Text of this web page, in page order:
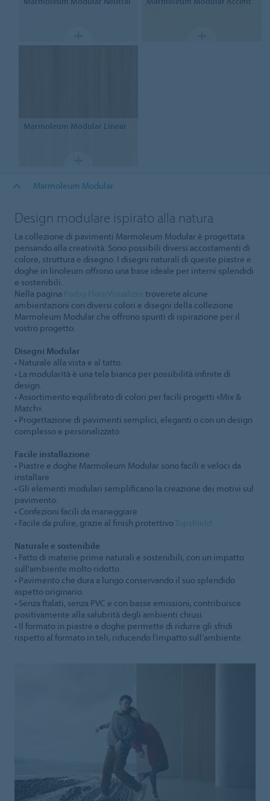
Marmoleum ModularLinear
Marmoleum Modular
Design modulare ispirato alla natura
La collezione di pavimenti Marmoleum Modular è progettata
pensando alla creatività. Sono possibili diversi accostamenti di
colore, struttura e disegno. I disegni naturali di queste piastre e
doghe in linoleum offrono una base ideale per interni splendidi
e sostenibili.
Nella pagina
troverete alcune
ambientazioni con diversi colori e disegni della collezione
Marmoleum Modular che offrono spunti di ispirazione per il
vostro progetto.
Disegni Modular
• Naturale alla vista e al tatto.
• La modularità è una tela bianca per possibilità infinite di
design.
• Assortimento equilibrato di colori per facili progetti «Mix &
Match».
• Progettazione di pavimenti semplici, eleganti o con un design
complesso e personalizzato.
Facile installazione
• Piastre e doghe Marmoleum Modular sono facili e veloci da
installare
• Gli elementi modulari semplificano la creazione dei motivi sul
pavimento.
• Confezioni facili da maneggiare
• Facile da pulire, grazie al finish protettivo
Naturale e sostenibile
• Fatto di materie prime naturali e sostenibili, con un impatto
sull'ambiente molto ridotto.
• Pavimento che dura a lungo conservando il suo splendido
aspetto originario.
• Senza ftalati, senza PVC e con basse emissioni, contribuisce
positivamente alla salubrità degli ambienti chiusi.
• Il formato in piastre e doghe permette di ridurre gli sfridi
rispetto al formato in teli, riducendo l’impatto sull’ambiente.